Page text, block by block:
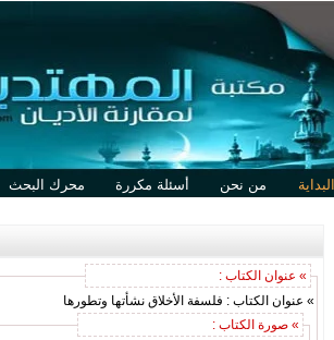
البداية من نحن أسئلة مكررة محرك البحث
» عنوان الكتاب :
» عنوان الكتاب : فلسفة الأخلاق نشأتها وتطورها
» صورة الكتاب :